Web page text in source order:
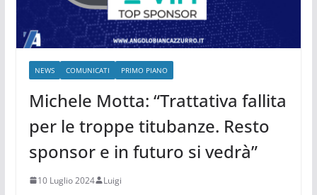
NEWS COMUNICATI PRIMO PIANO
Michele Motta: “Trattativa fallita
per le troppe titubanze. Resto
sponsor e in futuro si vedrà”
10 Luglio 2024 Luigi